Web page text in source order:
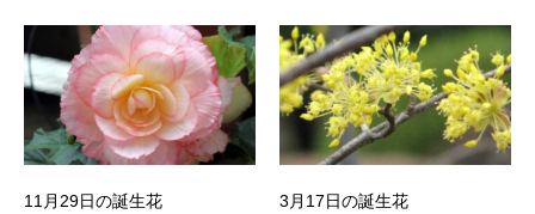
11月29日の誕生花 3月17日の誕生花